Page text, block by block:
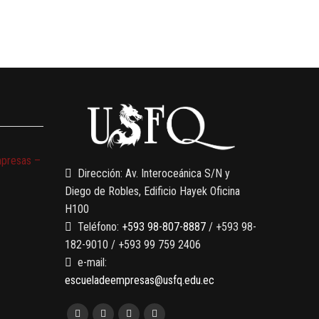
–
Dirección: Av. Interoceánica S/N y
Diego de Robles, Edificio Hayek Oficina
H100
Teléfono: +593 98-807-8887 / +593 98-
182-9010 / +593 99 759 2406
e-mail:
escueladeempresas@usfq.edu.ec